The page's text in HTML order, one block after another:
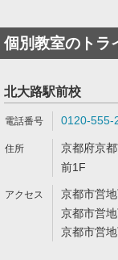
個別教室のトラ
北大路駅前校
0120-555-
京都府京
前1F
京都市営
京都市営
京都市営